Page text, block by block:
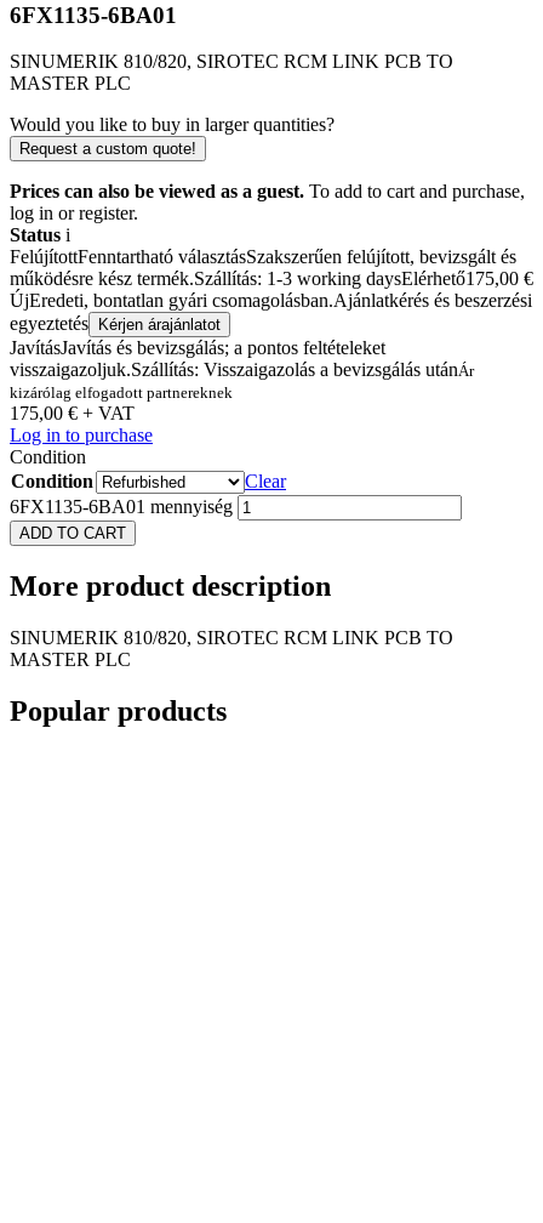
6FX1135-6BA01
SINUMERIK 810/820, SIROTEC RCM LINK PCB TO
MASTER PLC
Would you like to buy in larger quantities?
Request a custom quote!
Prices can also be viewed as a guest. To add to cart and purchase,
log in or register.
Status i
FelújítottFenntartható választásSzakszerűen felújított, bevizsgált és
működésre kész termék.Szállítás: 1-3 working daysElérhető175,00 €
ÚjEredeti, bontatlan gyári csomagolásban.Ajánlatkérés és beszerzési
egyeztetés
Kérjen árajánlatot
JavításJavítás és bevizsgálás; a pontos feltételeket
visszaigazoljuk.Szállítás: Visszaigazolás a bevizsgálás utánÁr
kizárólag elfogadott partnereknek
175,00 € + VAT
Log in to purchase
Condition
Condition
Clear
6FX1135-6BA01 mennyiség
ADD TO CART
More product description
SINUMERIK 810/820, SIROTEC RCM LINK PCB TO
MASTER PLC
Popular products